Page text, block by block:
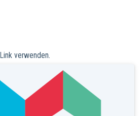
verwenden.